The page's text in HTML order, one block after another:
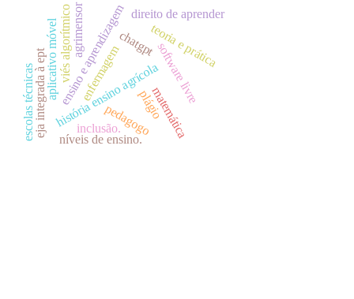
história ensino agrícola
plágiosoftware livre
ensino e aprendizagem teoria e prática
pedagogo
inclusão.
eja integrada à ept
direito de aprender
viés algorítmico
matemática
chatgpt
enfermagem
aplicativo móvel agrimensor
escolas técnicas níveis de ensino.